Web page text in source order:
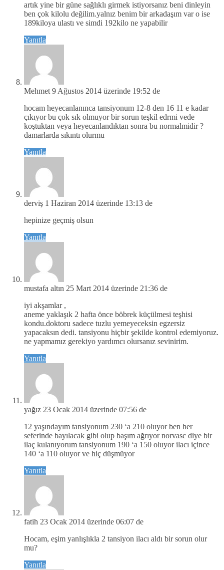
artık yine bir güne sağlıklı girmek istiyorsanız beni dinleyin
ben çok kilolu değilim.yalnız benim bir arkadaşım var o ise
189kiloya ulastı ve simdi 192kilo ne yapabilir
Yanıtla
Mehmet 9 Ağustos 2014 üzerinde 19:52 de
hocam heyecanlanınca tansiyonum 12-8 den 16 11 e kadar
çıkıyor bu çok sık olmuyor bir sorun teşkil edrmi vede
koştuktan veya heyecanlandıktan sonra bu normalmidir ?
damarlarda sıkıntı olurmu
Yanıtla
derviş 1 Haziran 2014 üzerinde 13:13 de
hepinize geçmiş olsun
Yanıtla
mustafa altın 25 Mart 2014 üzerinde 21:36 de
iyi akşamlar ,
aneme yaklaşık 2 hafta önce böbrek küçülmesi teşhisi
kondu.doktoru sadece tuzlu yemeyeceksin egzersiz
yapacaksın dedi. tansiyonu hiçbir şekilde kontrol edemiyoruz.
ne yapmamız gerekiyo yardımcı olursanız sevinirim.
Yanıtla
yağız 23 Ocak 2014 üzerinde 07:56 de
12 yaşındayım tansiyonum 230 ‘a 210 oluyor ben her
seferinde bayılacak gibi olup başım ağrıyor norvasc diye bir
ilaç kulanıyorum tansiyonum 190 ‘a 150 oluyor ilacı içince
140 ‘a 110 oluyor ve hiç düşmüyor
Yanıtla
fatih 23 Ocak 2014 üzerinde 06:07 de
Hocam, eşim yanlışlıkla 2 tansiyon ilacı aldı bir sorun olur
mu?
Yanıtla